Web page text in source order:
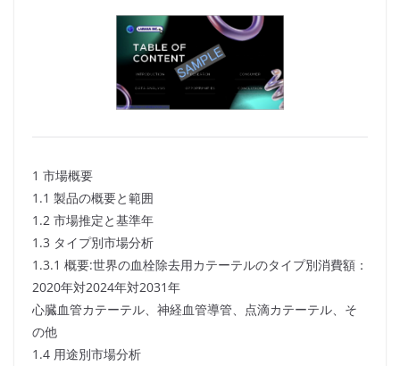
1 市場概要
1.1 製品の概要と範囲
1.2 市場推定と基準年
1.3 タイプ別市場分析
1.3.1 概要:世界の血栓除去用カテーテルのタイプ別消費額：
2020年対2024年対2031年
心臓血管カテーテル、神経血管導管、点滴カテーテル、そ
の他
1.4 用途別市場分析